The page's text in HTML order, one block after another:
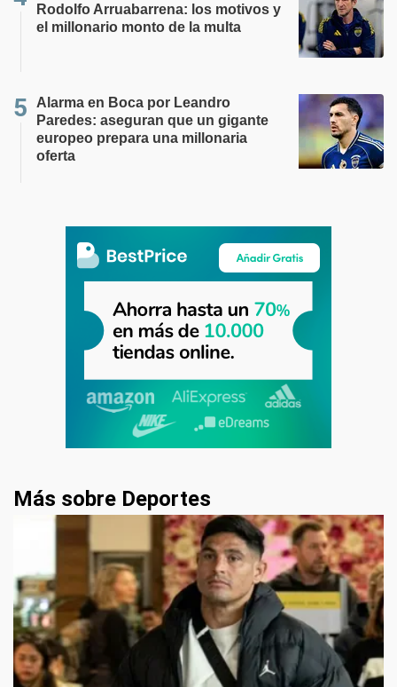
Rodolfo Arruabarrena: los motivos y
el millonario monto de la multa
Alarma en Boca por Leandro
Paredes: aseguran que un gigante
europeo prepara una millonaria
oferta
Más sobre Deportes